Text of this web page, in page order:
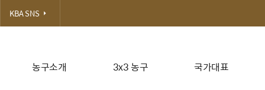
농구소개 3x3 농구 국가대표
KBA SNS